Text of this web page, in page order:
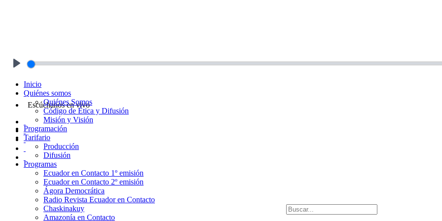
Escúchanos en vivo
Inicio
Quiénes somos
Quiénes Somos
Código de Ética y Difusión
Misión y Visión
Programación
Tarifario
Producción
Difusión
Programas
Ecuador en Contacto 1º emisión
Ecuador en Contacto 2º emisión
Ágora Democrática
Radio Revista Ecuador en Contacto
Chaskinakuy
Amazonía en Contacto